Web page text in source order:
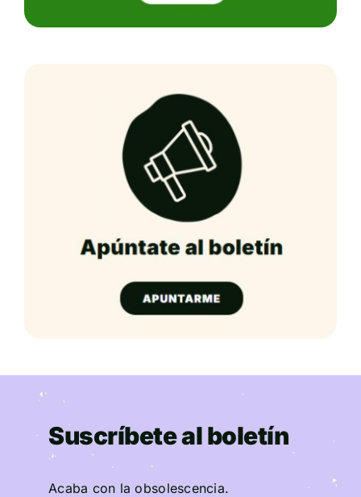
Suscríbete al boletín
Acaba con la obsolescencia.